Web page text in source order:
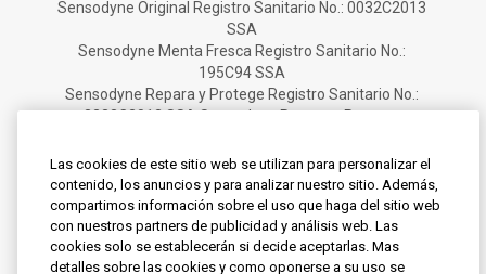
Sensodyne Original Registro Sanitario No.: 0032C2013
SSA
Sensodyne Menta Fresca Registro Sanitario No.:
195C94 SSA
Sensodyne Repara y Protege Registro Sanitario No.:
3233C2012 SSA Sensodyne Repara y Protege
Sensodyne Sensibilidad y Encias Registro Sanitario
No. 1369C2021 SSA. Sensodyne Sensibilidad y Encias
Blanquador Registro Sanitario No. 1368C2021 SSA.
Sensodyne Protección Completa+ Registro Sanitario
No. 1234C2024 SSA.
Para notificación de reacciones adversas
Las cookies de este sitio web se utilizan para personalizar el
contenido, los anuncios y para analizar nuestro sitio. Además,
compartimos información sobre el uso que haga del sitio web
con nuestros partners de publicidad y análisis web. Las
cookies solo se establecerán si decide aceptarlas. Mas
detalles sobre las cookies y como oponerse a su uso se